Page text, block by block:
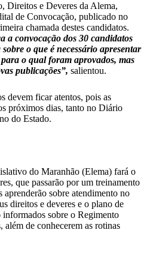
Direitos e Deveres da Alema,
de Convocação, publicado no
chamada destes candidatos.
a convocação dos 30 candidatos
o que é necessário apresentar
o qual foram aprovados, mas
publicações”, salientou.
devem ficar atentos, pois as
próximos dias, tanto no Diário
do Estado.
do Maranhão (Elema) fará o
que passarão por um treinamento
aprenderão sobre atendimento no
direitos e deveres e o plano de
informados sobre o Regimento
além de conhecerem as rotinas